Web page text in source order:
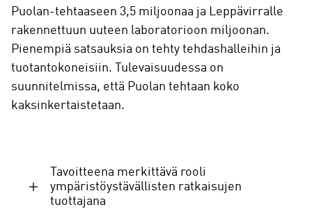
Puolan-tehtaaseen 3,5 miljoonaa ja Leppävirralle
rakennettuun uuteen laboratorioon miljoonan.
Pienempiä satsauksia on tehty tehdashalleihin ja
tuotantokoneisiin. Tulevaisuudessa on
suunnitelmissa, että Puolan tehtaan koko
kaksinkertaistetaan.
Tavoitteena merkittävä rooli
ympäristöystävällisten ratkaisujen
tuottajana